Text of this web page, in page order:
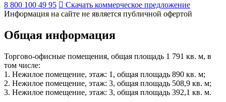
8 800 100 49 95
Скачать коммерческое предложение
Информация на сайте не является публичной офертой
Общая информация
Торгово-офисные помещения, общая площадь 1 791 кв. м, в
том числе:
1. Нежилое помещение, этаж: 1, общая площадь 890 кв. м;
2. Нежилое помещение, этаж: 3, общая площадь 508,9 кв. м;
3. Нежилое помещение, этаж: 3, общая площадь 392,1 кв. м.